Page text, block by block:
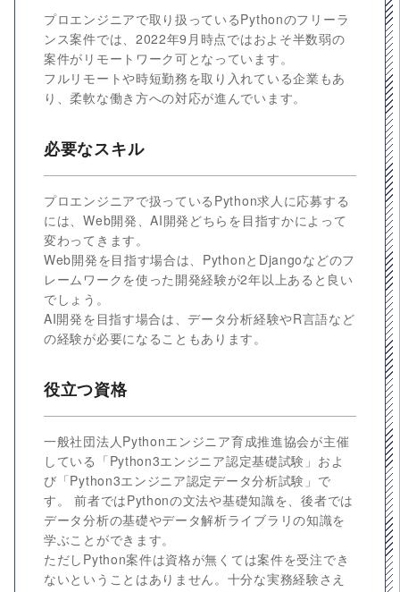
プロエンジニアで取り扱っているPythonのフリーラ
ンス案件では、2022年9月時点ではおよそ半数弱の
案件がリモートワーク可となっています。
フルリモートや時短勤務を取り入れている企業もあ
り、柔軟な働き方への対応が進んでいます。
必要なスキル
プロエンジニアで扱っているPython求人に応募する
には、Web開発、AI開発どちらを目指すかによって
変わってきます。
Web開発を目指す場合は、PythonとDjangoなどのフ
レームワークを使った開発経験が2年以上あると良い
でしょう。
AI開発を目指す場合は、データ分析経験やR言語など
の経験が必要になることもあります。
役立つ資格
一般社団法人Pythonエンジニア育成推進協会が主催
している「Python3エンジニア認定基礎試験」およ
び「Python3エンジニア認定データ分析試験」で
す。 前者ではPythonの文法や基礎知識を、後者では
データ分析の基礎やデータ解析ライブラリの知識を
学ぶことができます。
ただしPython案件は資格が無くては案件を受注でき
ないということはありません。十分な実務経験さえ